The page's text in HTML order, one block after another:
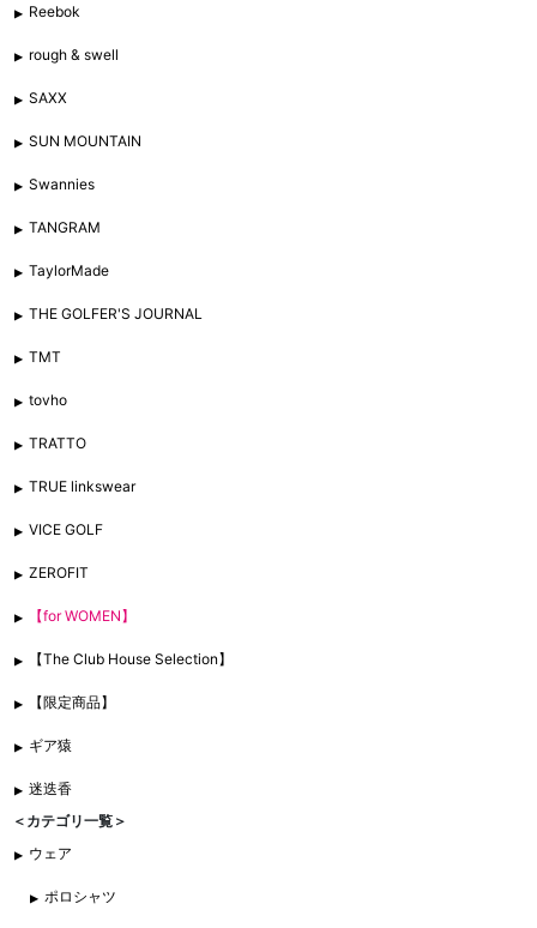
Reebok
rough & swell
SAXX
SUN MOUNTAIN
Swannies
TANGRAM
TaylorMade
THE GOLFER'S JOURNAL
TMT
tovho
TRATTO
TRUE linkswear
VICE GOLF
ZEROFIT
【for WOMEN】
【The Club House Selection】
【限定商品】
ギア猿
迷迭香
＜カテゴリ一覧＞
ウェア
ポロシャツ